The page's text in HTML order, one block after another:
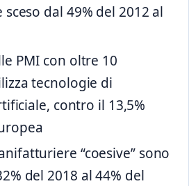
dal 49% del 2012 al
PMI con oltre 10
tecnologie di
contro il 13,5%
“coesive” sono
del 2018 al 44% del